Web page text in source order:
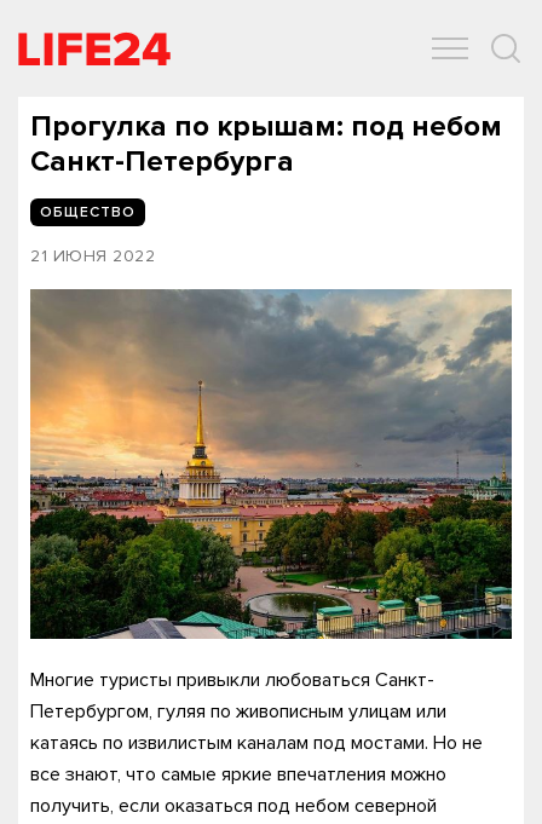
Прогулка по крышам: под небом
Санкт-Петербурга
ОБЩЕСТВО
21 ИЮНЯ 2022
Многие туристы привыкли любоваться Санкт-
Петербургом, гуляя по живописным улицам или
катаясь по извилистым каналам под мостами. Но не
все знают, что самые яркие впечатления можно
получить, если оказаться под небом северной